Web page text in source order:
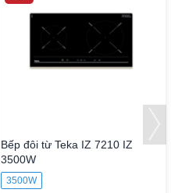
Bếp đôi từ Teka IZ 7210 IZ
3500W
3500W